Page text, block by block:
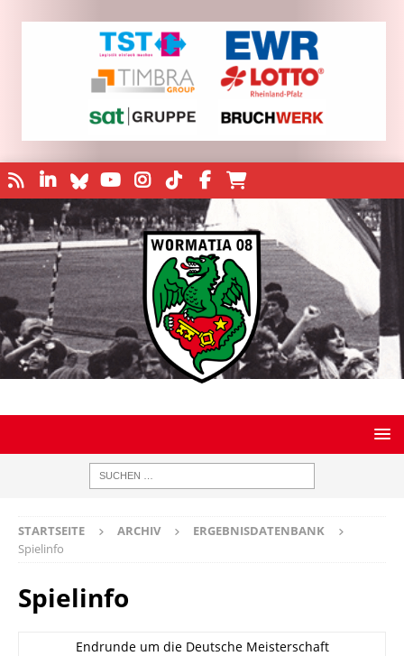
STARTSEITE ARCHIV
ERGEBNISDATENBANK
Spielinfo
Spielinfo
Endrunde um die Deutsche Meisterschaft